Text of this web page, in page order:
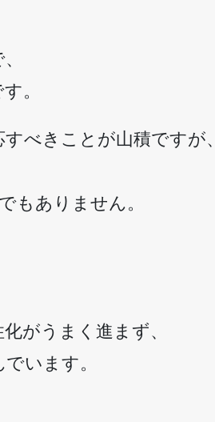
。
べきことが山積ですが、
もありません。
がうまく進まず、
います。